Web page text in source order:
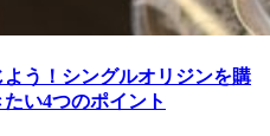
う！シングルオリジンを購
い4つのポイント